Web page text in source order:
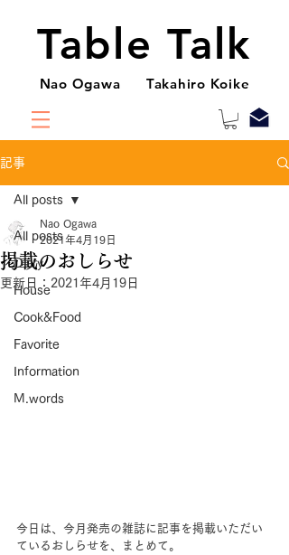
Table Talk
Nao Ogawa Takahiro Koike
記事
All posts
Diary
House
Cook&Food
Favorite
Information
M.words
All posts
掲載のおしらせ
Nao Ogawa
2021年4月19日
更新日： 2021年4月19日
今日は、今月発売の雑誌に記事を掲載いただい
ているおしらせを、まとめて。